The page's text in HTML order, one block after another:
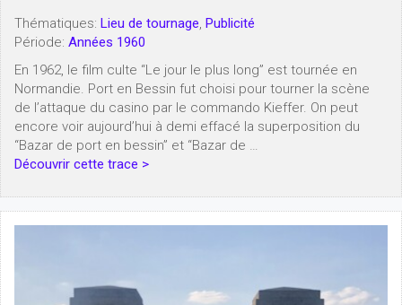
Thématiques: Lieu de tournage, Publicité
Période: Années 1960
En 1962, le film culte “Le jour le plus long” est tournée en
Normandie. Port en Bessin fut choisi pour tourner la scène
de l’attaque du casino par le commando Kieffer. On peut
encore voir aujourd’hui à demi effacé la superposition du
“Bazar de port en bessin” et “Bazar de …
Découvrir cette trace >